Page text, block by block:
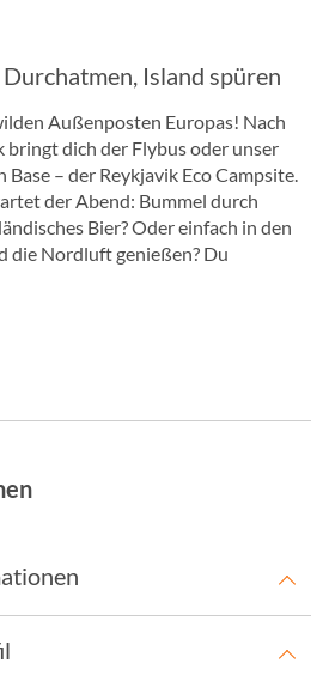
Island spüren
Außenposten Europas! Nach
bringt dich der Flybus oder unser
– der Reykjavik Eco Campsite.
der Abend: Bummel durch
Bier? Oder einfach in den
die Nordluft genießen? Du